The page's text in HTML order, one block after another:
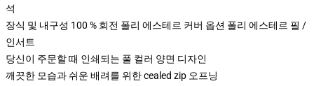
석
장식 및 내구성 100 % 회전 폴리 에스테르 커버 옵션 폴리 에스테르 필 /
인서트
당신이 주문할 때 인쇄되는 풀 컬러 양면 디자인
깨끗한 모습과 쉬운 배려를 위한 cealed zip 오프닝